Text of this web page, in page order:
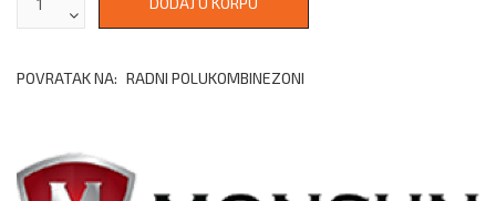
POVRATAK NA: RADNI POLUKOMBINEZONI